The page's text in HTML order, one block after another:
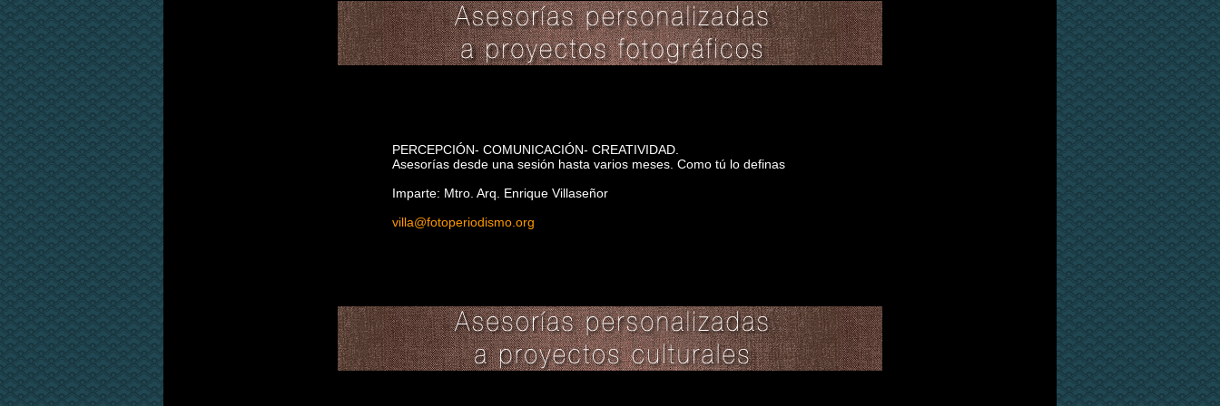
PERCEPCIÓN- COMUNICACIÓN- CREATIVIDAD.
Asesorías desde una sesión hasta varios meses. Como tú lo definas
Imparte: Mtro. Arq. Enrique Villaseñor
villa@fotoperiodismo.org